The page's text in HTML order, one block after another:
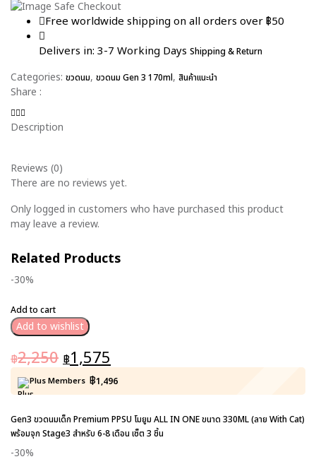
Free worldwide shipping on all orders over ฿50
Delivers in: 3-7 Working Days Shipping & Return
Categories: ขวดนม, ขวดนม Gen 3 170ml, สินค้าแนะนำ
Share :
Description
Reviews (0)
There are no reviews yet.
Only logged in customers who have purchased this product
may leave a review.
Related Products
-30%
Add to cart
Add to wishlist
฿2,250 ฿1,575
Plus Members ฿1,496
Gen3 ขวดนมเด็ก Premium PPSU โมยูม ALL IN ONE ขนาด 330ML (ลาย With Cat)
พร้อมจุก Stage3 สำหรับ 6-8 เดือน เซ็ต 3 ชิ้น
-30%